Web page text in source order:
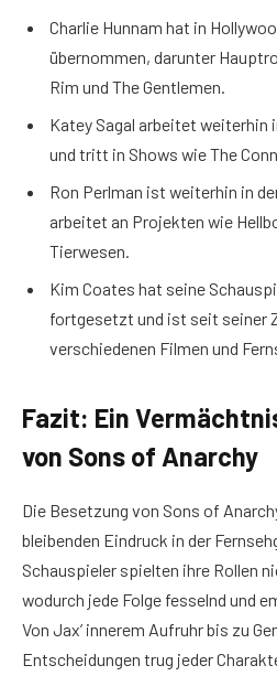
Charlie Hunnam hat in
übernommen, darunter
Rim und The Gentlemen.
Katey Sagal arbeitet weiterhin
und tritt in Shows wie The
Ron Perlman ist weiterhin in
arbeitet an Projekten wie
Tierwesen.
Kim Coates hat seine
fortgesetzt und ist seit seiner
verschiedenen Filmen und
Fazit: Ein
von Sons of Anarchy
Die Besetzung von Sons of
bleibenden Eindruck in der
Schauspieler spielten ihre Rollen
wodurch jede Folge fesselnd und
Von Jax’ innerem Aufruhr bis zu
Entscheidungen trug jeder